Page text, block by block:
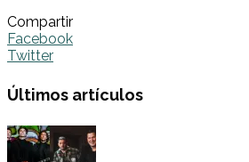
Compartir
Facebook
Twitter
Últimos artículos